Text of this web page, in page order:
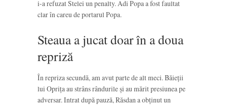
i-a refuzat Stelei un penalty. Adi Popa a fost faultat
clar în careu de portarul Popa.
Steaua a jucat doar în a doua
repriză
În repriza secundă, am avut parte de alt meci. Băieții
lui Oprița au strâns rândurile și au mărit presiunea pe
adversar. Intrat după pauză, Răsdan a obținut un